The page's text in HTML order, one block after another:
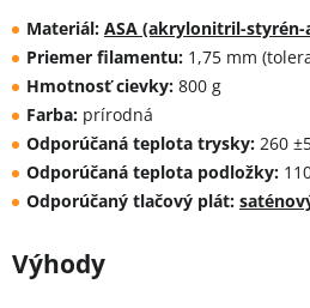
Materiál: ASA (akrylonitril-
Priemer filamentu: 1,75 mm
Hmotnosť cievky: 800 g
Farba: prírodná
Odporúčaná teplota trysky: 260
Odporúčaná teplota podložky:
Odporúčaný tlačový plát:
Výhody